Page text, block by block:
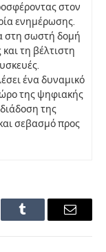
στον
ενημέρωσης.
στη σωστή δομή
τη βέλτιστη
ένα δυναμικό
της ψηφιακής
της
σεβασμό προς
Tumblr Email